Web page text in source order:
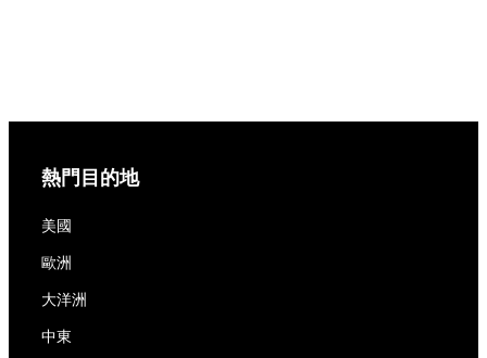
熱門目的地
美國
歐洲
大洋洲
中東